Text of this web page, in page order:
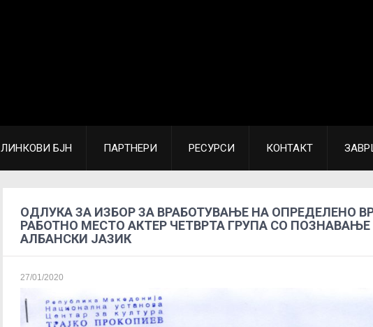
ЛИНКОВИ БЈН ПАРТНЕРИ РЕСУРСИ КОНТАКТ
ОДЛУКА ЗА ИЗБОР ЗА ВРАБОТУВАЊЕ НА ОПРЕДЕЛЕНО
РАБОТНО МЕСТО АКТЕР ЧЕТВРТА ГРУПА СО ПОЗНАВАЊЕ
АЛБАНСКИ ЈАЗИК
27/01/2020